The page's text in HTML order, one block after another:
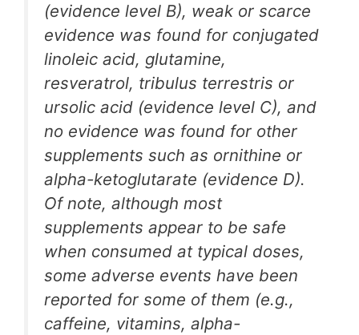
(evidence level B), weak or scarce
evidence was found for conjugated
linoleic acid, glutamine,
resveratrol, tribulus terrestris or
ursolic acid (evidence level C), and
no evidence was found for other
supplements such as ornithine or
alpha-ketoglutarate (evidence D).
Of note, although most
supplements appear to be safe
when consumed at typical doses,
some adverse events have been
reported for some of them (e.g.,
caffeine, vitamins, alpha-